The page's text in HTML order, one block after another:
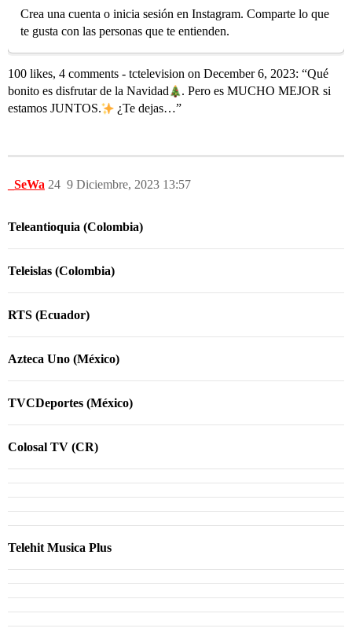
Crea una cuenta o inicia sesión en Instagram. Comparte lo que
te gusta con las personas que te entienden.
100 likes, 4 comments - tctelevision on December 6, 2023: “Qué
bonito es disfrutar de la Navidad​
. Pero es MUCHO MEJOR si
estamos JUNTOS.
¿Te dejas…”
_SeWa 9 Diciembre, 2023 13:57
24
Teleantioquia (Colombia)
Teleislas (Colombia)
RTS (Ecuador)
Azteca Uno (México)
TVCDeportes (México)
Colosal TV (CR)
Telehit Musica Plus